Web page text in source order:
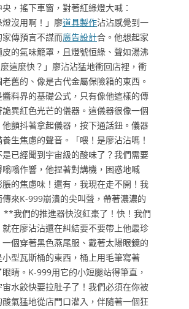
，搖下車窗，對著紅綠燈大喊：
燈沒用啊！」廖道具製作沾沾感覺到一
傳預言不謀而廣告設計合。他想起家
的氣味籠罩，且燈號恒綠、聲如湯沸
這麼快？」廖沾沾猛地衝回店裡，衝
舊的、像是古代金屬保險箱的東西。
料界的基礎公式，只有像他這樣的傳
異紅色光芒的儀器。這儀器很像一個
顫抖著拿起儀器，按下通話鈕。儀器
生焦慮的聲音。「喂！是廖沾沾嗎！
已經聞到宇宙級的酸味了？我們需要
嗡作響，他捏著對講機，困惑地喊
的焦慮味！還有，我現在走不開！我
來K-999崩潰的尖叫聲，帶著濃濃的
我們的推進器快沒紅棗了！快！我們
在廖沾沾還在糾結要不要帶上他最珍
個穿著黑色燕尾服、戴著太陽眼鏡的
型瓦斯桶的東西，桶上用毛筆寫著
睛。K-999用它的小短腿站得筆直，
水餃快要拉肚子了！我們必須在你被
氣猛地從店門口灌入，伴隨著一個狂